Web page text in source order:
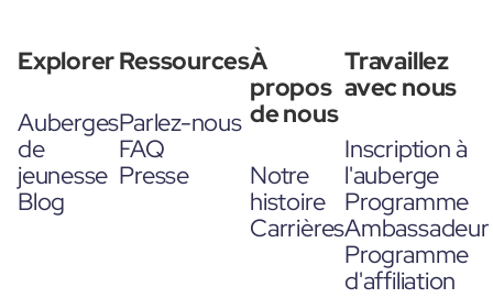
Explorer
Auberges
de
jeunesse
Blog
Ressources
Parlez-nous
FAQ
Presse
À
propos
de nous
Notre
histoire
Carrières
Travaillez
avec nous
Inscription à
l'auberge
Programme
Ambassadeur
Programme
d'affiliation